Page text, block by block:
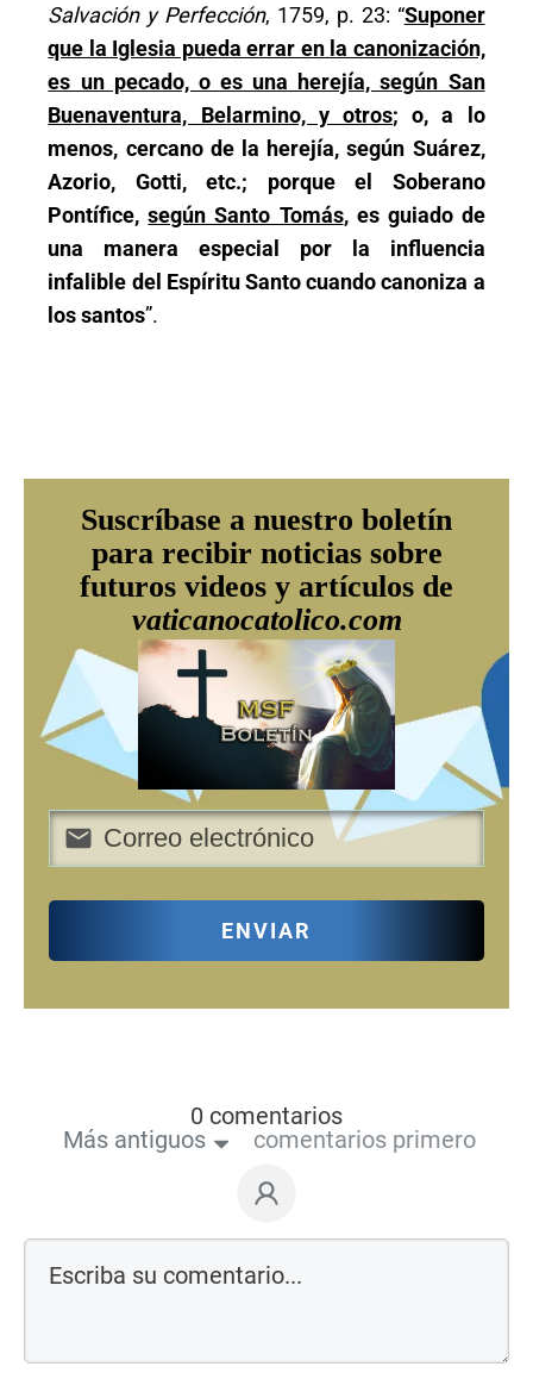
Salvación y Perfección, 1759, p. 23: “Suponer
que la Iglesia pueda errar en la canonización,
es un pecado, o es una herejía, según San
Buenaventura, Belarmino, y otros; o, a lo
menos, cercano de la herejía, según Suárez,
Azorio, Gotti, etc.; porque el Soberano
Pontífice,según Santo Tomás, es guiado de
una manera especial por la influencia
infalible del Espíritu Santo cuando canoniza a
los santos”.
Suscríbase a nuestro boletín
para recibir noticias sobre
futuros videos y artículos de
vaticanocatolico.com
ENVIAR
0 comentarios
Más antiguos
comentarios primero